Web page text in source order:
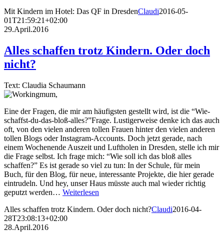
Mit Kindern im Hotel: Das QF in DresdenClaudi2016-05-
01T21:59:21+02:00
29.April.2016
Alles schaffen trotz Kindern. Oder doch
nicht?
Text: Claudia Schaumann
Eine der Fragen, die mir am häufigsten gestellt wird, ist die “Wie-
schaffst-du-das-bloß-alles?”Frage. Lustigerweise denke ich das auch
oft, von den vielen anderen tollen Frauen hinter den vielen anderen
tollen Blogs oder Instagram-Accounts. Doch jetzt gerade, nach
einem Wochenende Auszeit und Luftholen in Dresden, stelle ich mir
die Frage selbst. Ich frage mich: “Wie soll ich das bloß alles
schaffen?” Es ist gerade so viel zu tun: In der Schule, für mein
Buch, für den Blog, für neue, interessante Projekte, die hier gerade
eintrudeln. Und hey, unser Haus müsste auch mal wieder richtig
geputzt werden… Weiterlesen
Alles schaffen trotz Kindern. Oder doch nicht?Claudi2016-04-
28T23:08:13+02:00
28.April.2016